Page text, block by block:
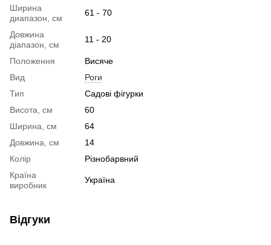
Ширина
диапазон, см
61 - 70
Довжина
діапазон, см
11 - 20
Положення
Висяче
Вид
Роги
Тип
Садові фігурки
Висота, см
60
Ширина, см
64
Довжина, см
14
Колір
Різнобарвний
Країна
виробник
Україна
Відгуки